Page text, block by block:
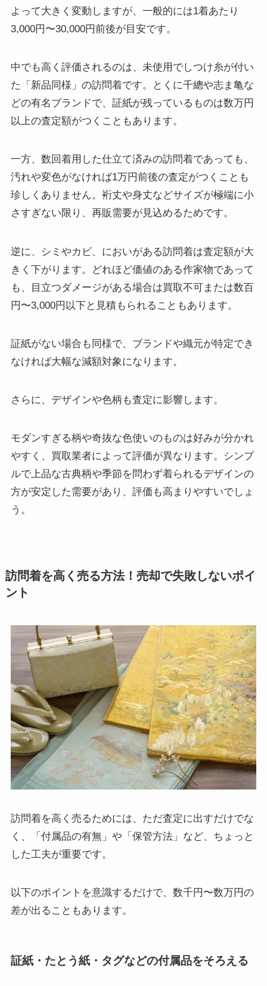
よって大きく変動しますが、一般的には1着あたり
3,000円〜30,000円前後が目安です。
中でも高く評価されるのは、未使用でしつけ糸が付い
た「新品同様」の訪問着です。とくに千總や志ま亀な
どの有名ブランドで、証紙が残っているものは数万円
以上の査定額がつくこともあります。
一方、数回着用した仕立て済みの訪問着であっても、
汚れや変色がなければ1万円前後の査定がつくことも
珍しくありません。裄丈や身丈などサイズが極端に小
さすぎない限り、再販需要が見込めるためです。
逆に、シミやカビ、においがある訪問着は査定額が大
きく下がります。どれほど価値のある作家物であって
も、目立つダメージがある場合は買取不可または数百
円〜3,000円以下と見積もられることもあります。
証紙がない場合も同様で、ブランドや織元が特定でき
なければ大幅な減額対象になります。
さらに、デザインや色柄も査定に影響します。
モダンすぎる柄や奇抜な色使いのものは好みが分かれ
やすく、買取業者によって評価が異なります。シンプ
ルで上品な古典柄や季節を問わず着られるデザインの
方が安定した需要があり、評価も高まりやすいでしょ
う。
訪問着を高く売る方法！売却で失敗しないポイ
ント
訪問着を高く売るためには、ただ査定に出すだけでな
く、「付属品の有無」や「保管方法」など、ちょっと
した工夫が重要です。
以下のポイントを意識するだけで、数千円〜数万円の
差が出ることもあります。
証紙・たとう紙・タグなどの付属品をそろえる